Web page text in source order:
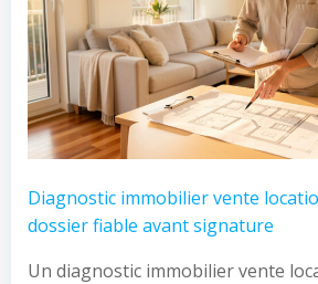
Diagnostic immobilier vente
dossier fiable avant signature
Un diagnostic immobilier vente